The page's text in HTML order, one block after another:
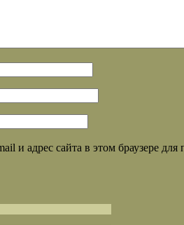
и адрес сайта в этом браузере